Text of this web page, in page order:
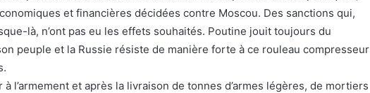
et financières décidées contre Moscou. Des sanctions qui,
là, n’ont pas eu les effets souhaités. Poutine jouit toujours du
peuple et la Russie résiste de manière forte à ce rouleau compresseur
à l’armement et après la livraison de tonnes d’armes légères, de mortiers